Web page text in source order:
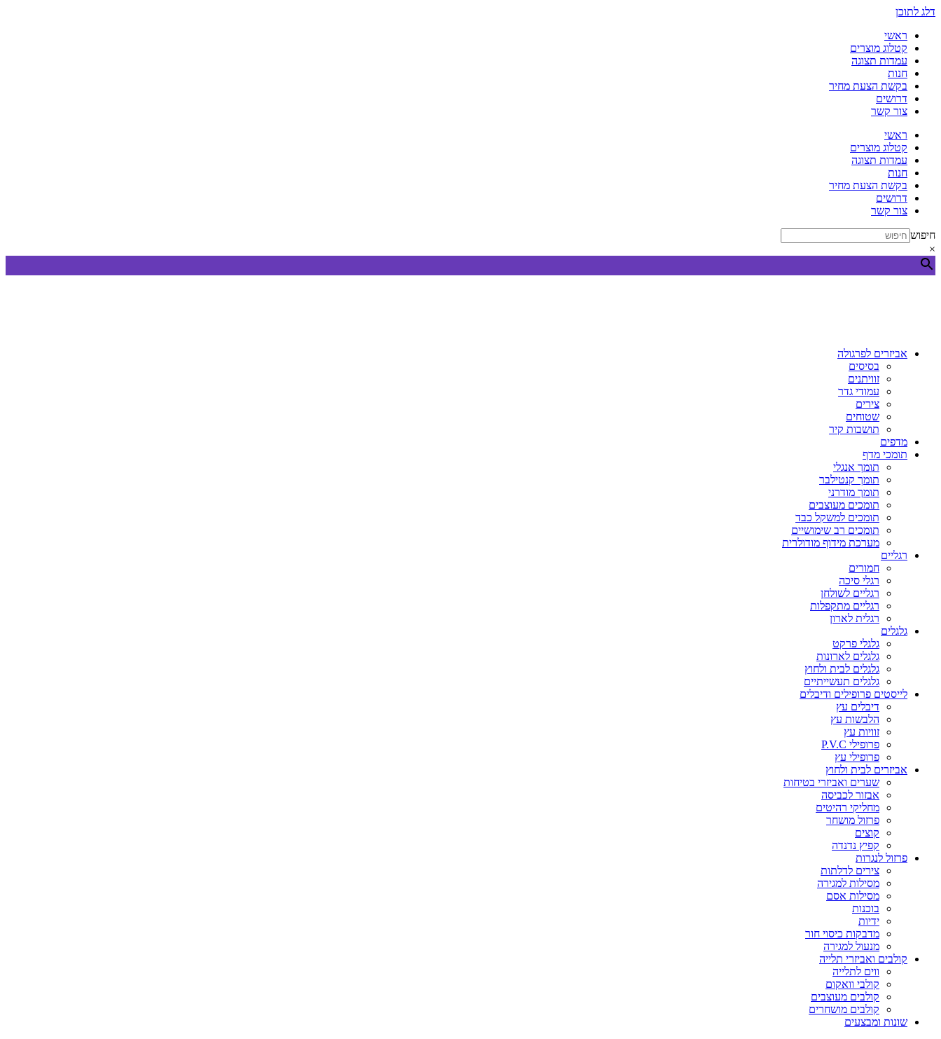
דלג לתוכן
ראשי
קטלוג מוצרים
עמדות תצוגה
חנות
בקשת הצעת מחיר
דרושים
צור קשר
ראשי
קטלוג מוצרים
עמדות תצוגה
חנות
בקשת הצעת מחיר
דרושים
צור קשר
חיפוש
×
אביזרים לפרגולה
בסיסים
זוויתנים
עמודי גדר
צירים
שטוחים
תושבות קיר
מדפים
תומכי מדף
תומך אנגלי
תומך קנטילבר
תומך מודרני
תומכים מעוצבים
תומכים למשקל כבד
תומכים רב שימושיים
מערכת מידוף מודולרית
רגליים
חמורים
רגלי סיכה
רגליים לשולחן
רגליים מתקפלות
רגלית לארון
גלגלים
גלגלי פרקט
גלגלים לארונות
גלגלים לבית ולחוץ
גלגלים תעשייתיים
לייסטים פרופילים ודיבלים
דיבלים עץ
הלבשות עץ
זוויות עץ
פרופילי P.V.C
פרופילי עץ
אביזרים לבית ולחוץ
שערים ואביזרי בטיחות
אבזור לכביסה
מחליקי רהיטים
פרזול מושחר
קוצים
קפיץ נדנדה
פרזול לנגרות
צירים לדלתות
מסילות למגירה
מסילות אסם
בוכנות
ידיות
מדבקות כיסוי חור
מנעול למגירה
קולבים ואביזרי תלייה
ווים לתלייה
קולבי וואקום
קולבים מעוצבים
קולבים מושחרים
שונות ומבצעים